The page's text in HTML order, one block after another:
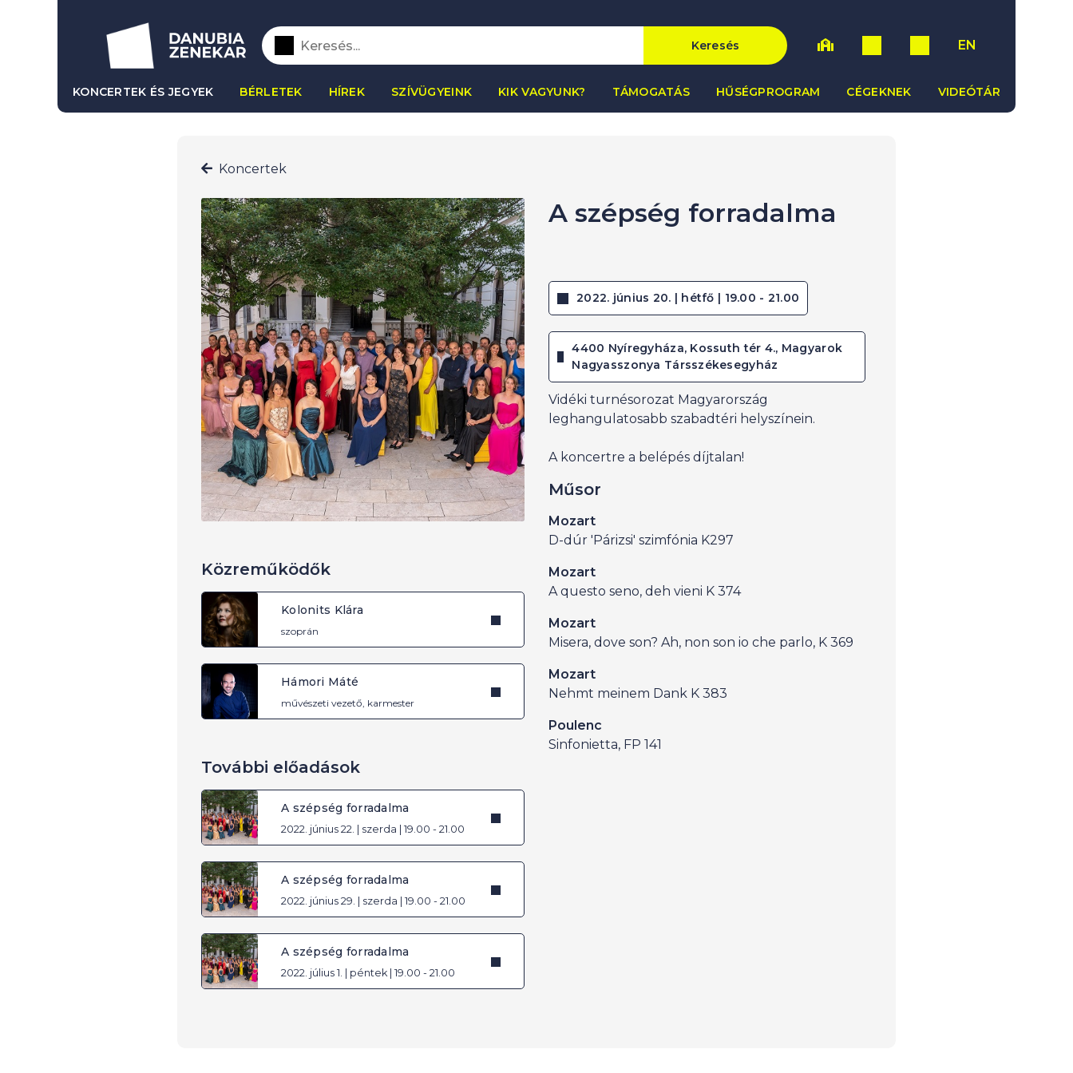
Keresés EN
KONCERTEK ÉS JEGYEK BÉRLETEK HÍREK SZÍVÜGYEINK KIK VAGYUNK? TÁMOGATÁS HŰSÉGPROGRAM CÉGEKNEK VIDEÓTÁR
Koncertek
Közreműködők
Kolonits Klára
szoprán
Hámori Máté
művészeti vezető, karmester
További előadások
A szépség forradalma
2022. június 22. | szerda | 19.00 - 21.00
A szépség forradalma
2022. június 29. | szerda | 19.00 - 21.00
A szépség forradalma
2022. július 1. | péntek | 19.00 - 21.00
A szépség forradalma
2022. június 20. | hétfő | 19.00 - 21.00
4400 Nyíregyháza, Kossuth tér 4., Magyarok
Nagyasszonya Társszékesegyház
Vidéki turnésorozat Magyarország
leghangulatosabb szabadtéri helyszínein.
A koncertre a belépés díjtalan!
Műsor
Mozart
D-dúr 'Párizsi' szimfónia K297
Mozart
A questo seno, deh vieni K 374
Mozart
Misera, dove son? Ah, non son io che parlo, K 369
Mozart
Nehmt meinem Dank K 383
Poulenc
Sinfonietta, FP 141